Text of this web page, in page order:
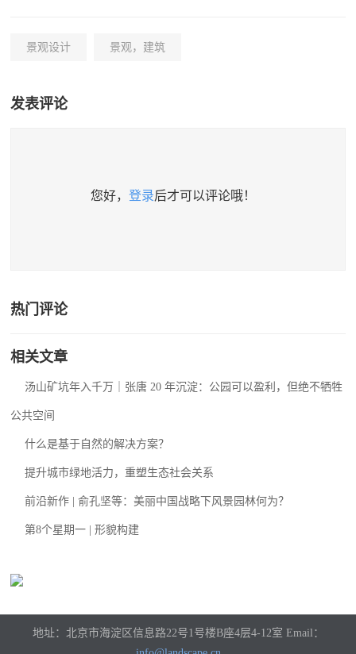
景观设计 景观，建筑
发表评论
您好， 登录后才可以评论哦！
热门评论
相关文章
汤山矿坑年入千万｜张唐 20 年沉淀：公园可以盈利，但绝不牺牲
公共空间
什么是基于自然的解决方案？
提升城市绿地活力，重塑生态社会关系
前沿新作 | 俞孔坚等：美丽中国战略下风景园林何为？
第8个星期一 | 形貌构建
地址：北京市海淀区信息路22号1号楼B座4层4-12室 Email：